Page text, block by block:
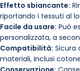
Effetto sbiancante:
riportando i tessuti al
Facile da usare: Può
personalizzata, a
Compatibilità: Sicura
materiali, inclusi